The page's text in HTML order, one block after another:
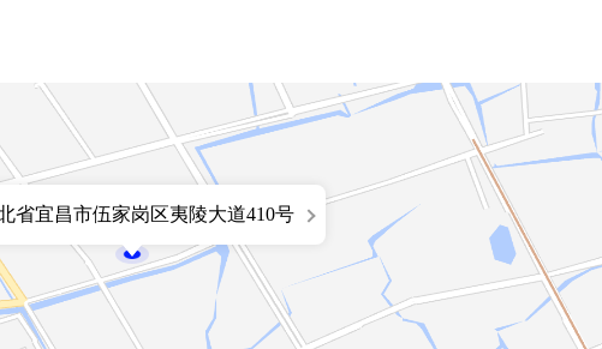
省宜昌市伍家岗区夷陵大道410号